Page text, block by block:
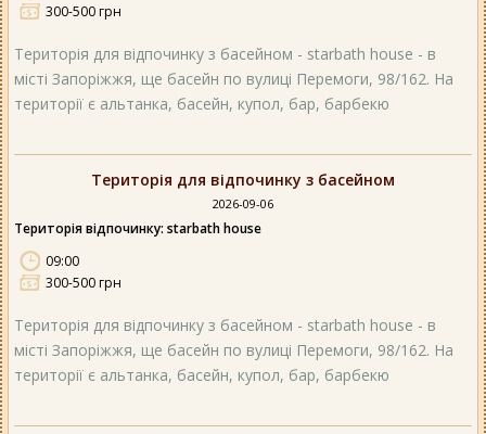
300-500 грн
Територія для відпочинку з басейном - starbath house - в
місті Запоріжжя, ще басейн по вулиці Перемоги, 98/162. На
території є альтанка, басейн, купол, бар, барбекю
Територія для відпочинку з басейном
2026-09-06
Територія відпочинку: starbath house
09:00
300-500 грн
Територія для відпочинку з басейном - starbath house - в
місті Запоріжжя, ще басейн по вулиці Перемоги, 98/162. На
території є альтанка, басейн, купол, бар, барбекю